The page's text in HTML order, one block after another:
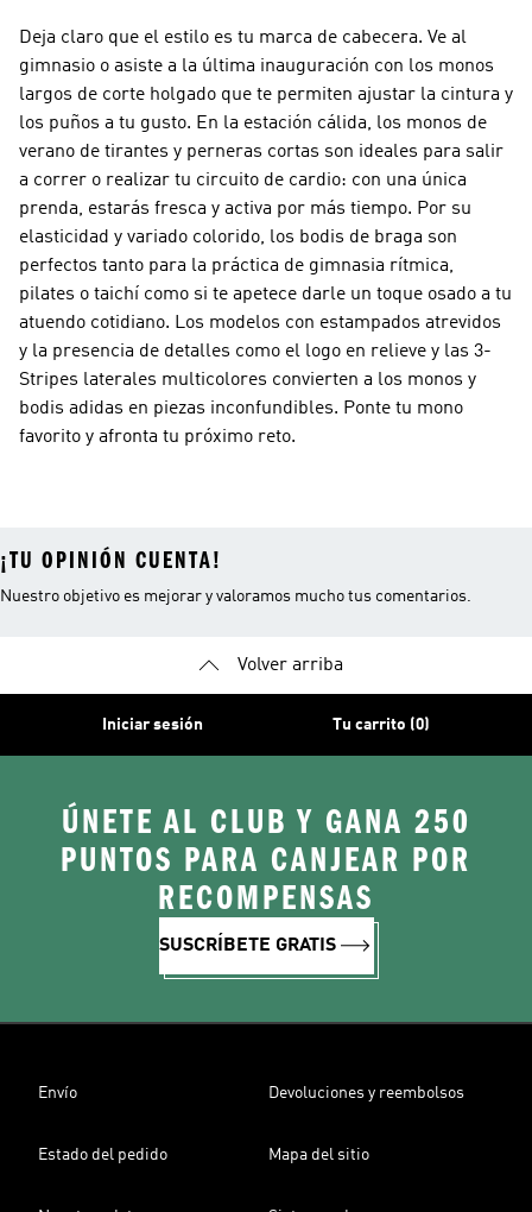
Deja claro que el estilo es tu marca de cabecera. Ve al
gimnasio o asiste a la última inauguración con los monos
largos de corte holgado que te permiten ajustar la cintura y
los puños a tu gusto. En la estación cálida, los monos de
verano de tirantes y perneras cortas son ideales para salir
a correr o realizar tu circuito de cardio: con una única
prenda, estarás fresca y activa por más tiempo. Por su
elasticidad y variado colorido, los bodis de braga son
perfectos tanto para la práctica de gimnasia rítmica,
pilates o taichí como si te apetece darle un toque osado a tu
atuendo cotidiano. Los modelos con estampados atrevidos
y la presencia de detalles como el logo en relieve y las 3-
Stripes laterales multicolores convierten a los monos y
bodis adidas en piezas inconfundibles. Ponte tu mono
favorito y afronta tu próximo reto.
¡TU OPINIÓN CUENTA!
Nuestro objetivo es mejorar y valoramos mucho tus comentarios.
Volver arriba
Iniciar sesión Tu carrito (0)
ÚNETE AL CLUB Y GANA 250
PUNTOS PARA CANJEAR POR
RECOMPENSAS
SUSCRÍBETE GRATIS
Envío Devoluciones y reembolsos
Estado del pedido Mapa del sitio